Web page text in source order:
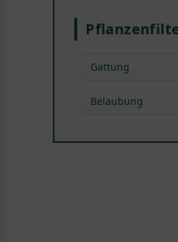
Gattung
Platane -
Belaubung